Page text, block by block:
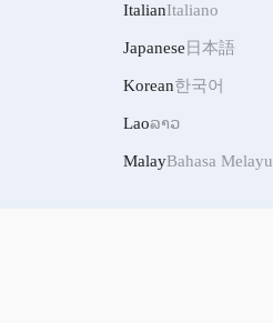
ItalianItaliano
Japanese 日本語
Korean한국어
Laoລາວ
MalayBahasa Melayu